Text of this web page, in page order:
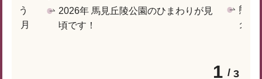
1 3
ゅう
～8月
2026年 馬見丘陵公園のひまわりが見
頃です！
熊谷
クと